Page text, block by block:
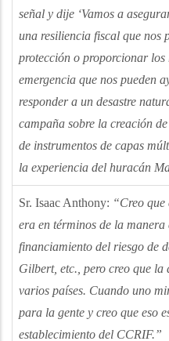
señal y dije ‘Vamos a
una resiliencia fiscal que nos
protección o proporcionar los
emergencia que nos pueden
responder a un desastre
campaña sobre la creación
de instrumentos de capas
la experiencia del huracán
Sr. Isaac Anthony: “Creo
era en términos de la manera
financiamiento del riesgo de
Gilbert, etc., pero creo que la
varios países. Cuando uno
para la gente y creo que eso
establecimiento del CCRIF.”